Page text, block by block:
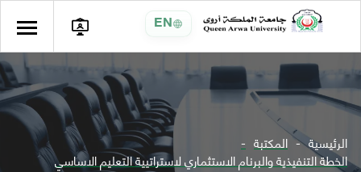
EN
الرئيسية المكتبة
الخطة التنفيذية والبرنام الاستثماري لاستراتيية التعليم الاساسي